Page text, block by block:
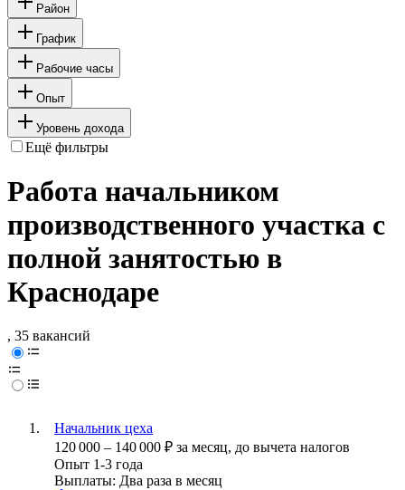
Район
График
Рабочие часы
Опыт
Уровень дохода
Ещё фильтры
Работа начальником
производственного участка с
полной занятостью в
Краснодаре
, 35 вакансий
Начальник цеха
120 000 – 140 000 ₽ за месяц, до вычета налогов
Опыт 1-3 года
Выплаты: Два раза в месяц